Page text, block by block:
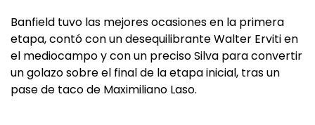
Banfield tuvo las mejores ocasiones en la primera
etapa, contó con un desequilibrante Walter Erviti en
el mediocampo y con un preciso Silva para convertir
un golazo sobre el final de la etapa inicial, tras un
pase de taco de Maximiliano Laso.